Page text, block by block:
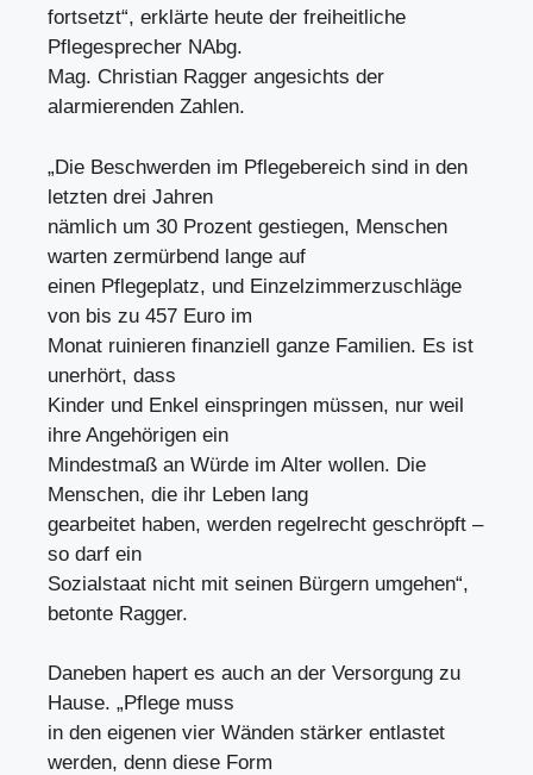
fortsetzt“, erklärte heute der freiheitliche
Pflegesprecher NAbg.
Mag. Christian Ragger angesichts der
alarmierenden Zahlen.
„Die Beschwerden im Pflegebereich sind in den
letzten drei Jahren
nämlich um 30 Prozent gestiegen, Menschen
warten zermürbend lange auf
einen Pflegeplatz, und Einzelzimmerzuschläge
von bis zu 457 Euro im
Monat ruinieren finanziell ganze Familien. Es ist
unerhört, dass
Kinder und Enkel einspringen müssen, nur weil
ihre Angehörigen ein
Mindestmaß an Würde im Alter wollen. Die
Menschen, die ihr Leben lang
gearbeitet haben, werden regelrecht geschröpft –
so darf ein
Sozialstaat nicht mit seinen Bürgern umgehen“,
betonte Ragger.
Daneben hapert es auch an der Versorgung zu
Hause. „Pflege muss
in den eigenen vier Wänden stärker entlastet
werden, denn diese Form